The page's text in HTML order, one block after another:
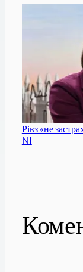
Рівз «не
NI